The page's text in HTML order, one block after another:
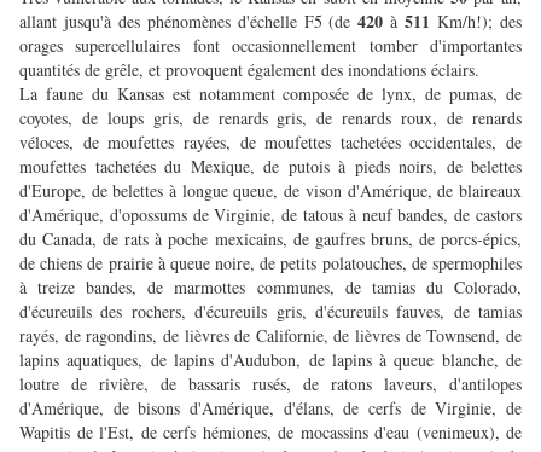
allant jusqu'à des phénomènes d'échelle F5 (de420à511Km/h!); des
orages supercellulaires font occasionnellement tomber d'importantes
quantités de grêle, et provoquent également des inondations éclairs.
La faune du Kansas est notamment composée de lynx, de pumas, de
coyotes, de loups gris, de renards gris, de renards roux, de renards
véloces, de moufettes rayées, de moufettes tachetées occidentales, de
moufettes tachetées du Mexique, de putois à pieds noirs, de belettes
d'Europe, de belettes à longue queue, de vison d'Amérique, de blaireaux
d'Amérique, d'opossums de Virginie, de tatous à neuf bandes, de castors
du Canada, de rats à poche mexicains, de gaufres bruns, de porcs-épics,
de chiens de prairie à queue noire, de petits polatouches, de spermophiles
à treize bandes, de marmottes communes, de tamias du Colorado,
d'écureuils des rochers, d'écureuils gris, d'écureuils fauves, de tamias
rayés, de ragondins, de lièvres de Californie, de lièvres de Townsend, de
lapins aquatiques, de lapins d'Audubon, de lapins à queue blanche, de
loutre de rivière, de bassaris rusés, de ratons laveurs, d'antilopes
d'Amérique, de bisons d'Amérique, d'élans, de cerfs de Virginie, de
Wapitis de l'Est, de cerfs hémiones, de mocassins d'eau (venimeux), de